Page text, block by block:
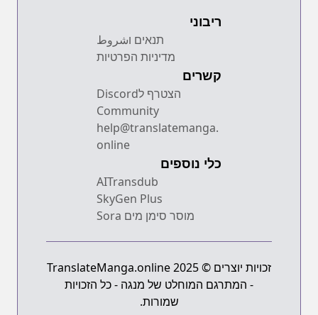
ריבוני
תנאים וشروط
מדיניות הפרטיות
קשרים
הצטרף לDiscord
Community
help@translatemanga.
online
כלי נוספים
AITransdub
SkyGen Plus
מוסר סימן מים Sora
זכויות יוצרים © 2025 TranslateManga.online
- המתרגם המוחלט של מנגה - כל הזכויות
שמורות.